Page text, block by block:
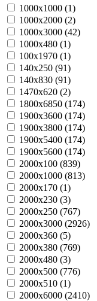
1000х1000 (1)
1000х2000 (2)
1000х3000 (42)
1000х480 (1)
100х1970 (1)
140х250 (91)
140х830 (91)
1470х620 (2)
1800х6850 (174)
1900х3600 (174)
1900х3800 (174)
1900х5400 (174)
1900х5600 (174)
2000х100 (839)
2000х1000 (813)
2000х170 (1)
2000х230 (3)
2000х250 (767)
2000х3000 (2926)
2000х360 (5)
2000х380 (769)
2000х480 (3)
2000х500 (776)
2000х510 (1)
2000х6000 (2410)